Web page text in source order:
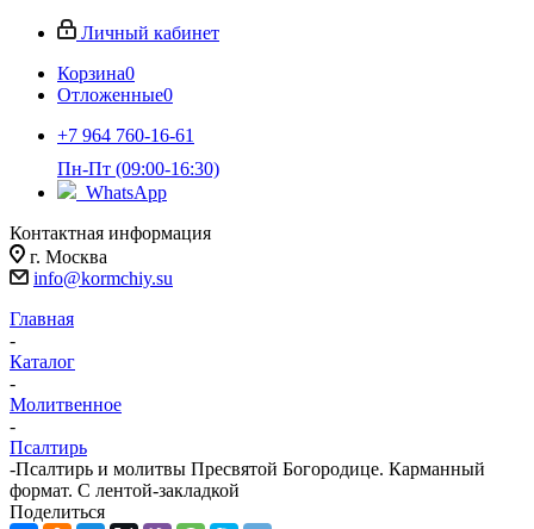
Личный кабинет
Корзина0
Отложенные0
+7 964 760-16-61
Пн-Пт (09:00-16:30)
WhatsApp
Контактная информация
г. Москва
info@kormchiy.su
Главная
-
Каталог
-
Молитвенное
-
Псалтирь
-Псалтирь и молитвы Пресвятой Богородице. Карманный
формат. С лентой-закладкой
Поделиться